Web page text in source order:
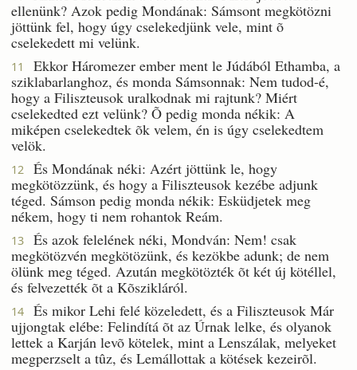
ellenünk? Azok pedig Mondának: Sámsont megkötözni
jöttünk fel, hogy úgy cselekedjünk vele, mint õ
cselekedett mi velünk.
11
Ekkor Háromezer ember ment le Júdából Ethamba, a
sziklabarlanghoz, és monda Sámsonnak: Nem tudod-é,
hogy a Filiszteusok uralkodnak mi rajtunk? Miért
cselekedted ezt velünk? Õ pedig monda nékik: A
miképen cselekedtek õk velem, én is úgy cselekedtem
velök.
12
És Mondának néki: Azért jöttünk le, hogy
megkötözzünk, és hogy a Filiszteusok kezébe adjunk
téged. Sámson pedig monda nékik: Esküdjetek meg
nékem, hogy ti nem rohantok Reám.
13
És azok felelének néki, Mondván: Nem! csak
megkötözvén megkötözünk, és kezökbe adunk; de nem
ölünk meg téged. Azután megkötözték õt két új kötéllel,
és felvezették õt a Kõszikláról.
14
És mikor Lehi felé közeledett, és a Filiszteusok Már
ujjongtak elébe: Felindítá õt az Úrnak lelke, és olyanok
lettek a Karján levõ kötelek, mint a Lenszálak, melyeket
megperzselt a tûz, és Lemállottak a kötések kezeirõl.